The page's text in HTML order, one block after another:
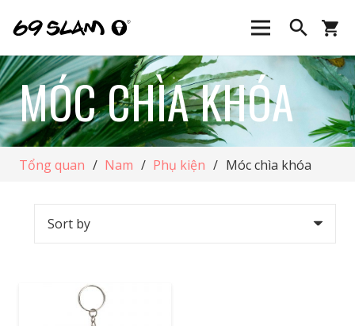
search shopping_cart
MÓC CHÌA KHÓA
Tổng quan / Nam / Phụ kiện / Móc chìa khóa